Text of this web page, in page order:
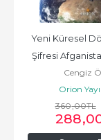
Yeni Küresel
Şifresi
Özel
Cengiz
Orion
360,00TL
288